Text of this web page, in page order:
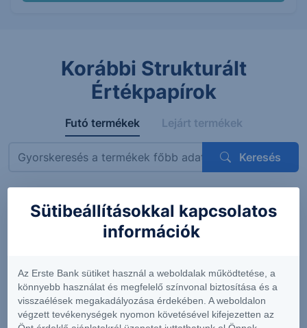
Korábbi Strukturált
Értékpapírok
Futó termékek Lejárt termékek
Keresés
Megnevezés ISIN Mögöttes termék Kupon
Express
OneStar
Smart
Infrastructure
EUR 26-29
AT0000A3VVT6
Siemens AG
Sütibeállításokkal kapcsolatos
információk
Az Erste Bank sütiket használ a weboldalak működtetése, a
könnyebb használat és megfelelő színvonal biztosítása és a
visszaélések megakadályozása érdekében. A weboldalon
végzett tevékenységek nyomon követésével kifejezetten az